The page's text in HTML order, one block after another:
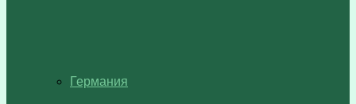
Германия